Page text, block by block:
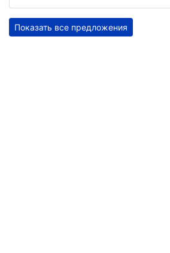
Показать все предложения